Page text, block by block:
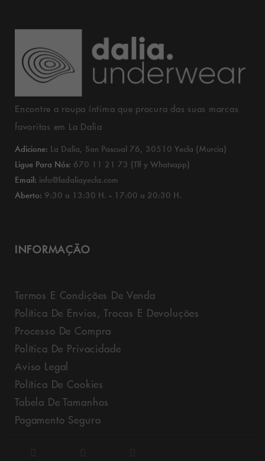
Encontre a roupa íntima que procura das suas marcas
favoritas em La Dalia
Adicione: La Dalia, San Pascual 76, 30510 Yecla (Murcia)
Ligue Para Nós: 670 11 21 73 (Tlf y Whatsapp)
Email: info@ladaliayecla.com
Aberto: 9:30 a 13:30 H. - 17:00 a 20:30 H.
INFORMAÇÃO
Termos E Condições De Venda
Política De Envios, Trocas E Devoluções
Processo De Compra
Política De Privacidade
Aviso Legal
Política De Cookies
Tabela De Tamanhos
Pagamento Seguro